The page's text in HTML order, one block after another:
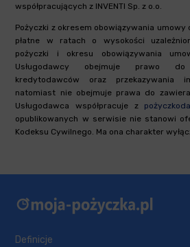
współpracujących z INVENTI Sp. z o.o.
Pożyczki z okresem obowiązywania umowy
płatne w ratach o wysokości
pożyczki i okresu obowiązywania
Usługodawcy obejmuje prawo do
kredytodawców oraz przekazywania
natomiast nie obejmuje prawa do
Usługodawca współpracuje z
opublikowanych w serwisie nie stanowi
Kodeksu Cywilnego. Ma ona charakter
Definicje